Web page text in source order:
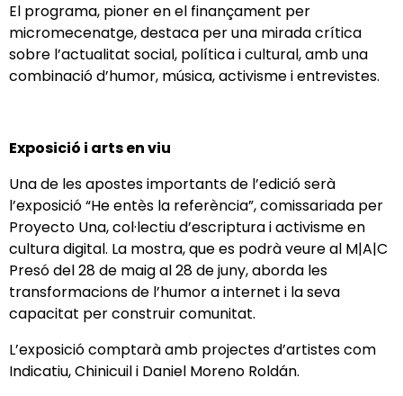
El programa, pioner en el finançament per
micromecenatge, destaca per una mirada crítica
sobre l’actualitat social, política i cultural, amb una
combinació d’humor, música, activisme i entrevistes.
Exposició i arts en viu
Una de les apostes importants de l’edició serà
l’exposició “He entès la referència”, comissariada per
Proyecto Una, col·lectiu d’escriptura i activisme en
cultura digital. La mostra, que es podrà veure al M|A|C
Presó del 28 de maig al 28 de juny, aborda les
transformacions de l’humor a internet i la seva
capacitat per construir comunitat.
L’exposició comptarà amb projectes d’artistes com
Indicatiu, Chinicuil i Daniel Moreno Roldán.